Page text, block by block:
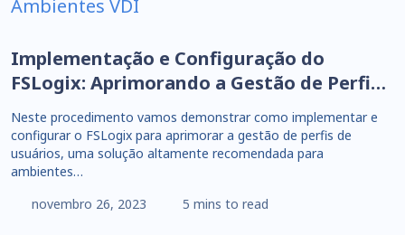
Implementação e Configuração do
FSLogix: Aprimorando a Gestão de Perfis
de Usuários em Ambientes VDI
Neste procedimento vamos demonstrar como implementar e
configurar o FSLogix para aprimorar a gestão de perfis de
usuários, uma solução altamente recomendada para
ambientes…
novembro 26, 2023
5 mins to read